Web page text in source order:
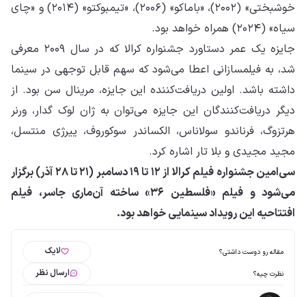
خوشبختی» (۲۰۰۲)، «باماکو» (۲۰۰۶)، «تیمبوکتو» (۲۰۱۴) و «چای
سیاه» (۲۰۲۴) همراه خواهد بود.
جایزه یک عمر دستاورد جشنواره کرالا که در سال ۲۰۰۹ معرفی
شد، به فیلمسازانی اعطا می‌شود که سهم قابل توجهی در سینما
داشته باشد. اولین دریافت‌کننده این جایزه، مرینال سن بود. از
دیگر دریافت‌کنندگان این جایزه می‌توان به ژان لوک گدار، ورنر
هرتزوگ، فرناندو سولاناس، الکساندر سوکوروف، ییرژی منتسل،
مجید مجیدی و بلا تار اشاره کرد.
سی‌امین جشنواره فیلم کرالا از ۱۲ تا ۱۹ دسامبر (۲۱ تا ۲۸ آذر) برگزار
می‌شود و فیلم «فلسطین ۳۶» ساخته آن‌ماری جاسر، فیلم
افتتاحیه این رویداد سینمایی خواهد بود.
مقاله رو دوست داشتی؟ لایک
نظرت چیه؟ ارسال نظر